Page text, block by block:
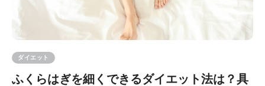
ダイエット
ふくらはぎを細くできるダイエット法は？具